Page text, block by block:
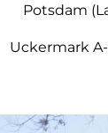
Potsdam
Uckermark